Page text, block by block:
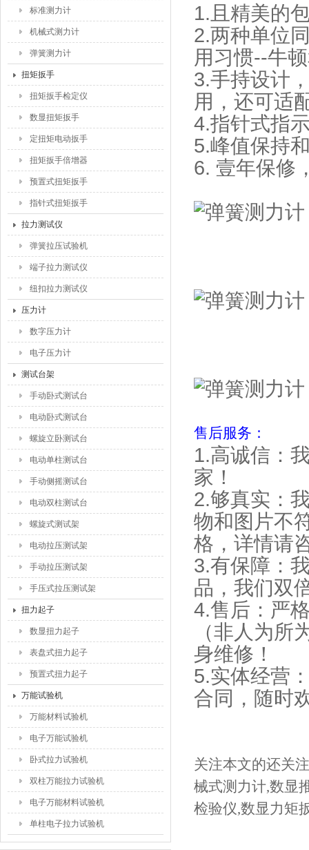
标准测力计
机械式测力计
弹簧测力计
扭矩扳手
扭矩扳手检定仪
数显扭矩扳手
定扭矩电动扳手
扭矩扳手倍增器
预置式扭矩扳手
指针式扭矩扳手
拉力测试仪
弹簧拉压试验机
端子拉力测试仪
纽扣拉力测试仪
压力计
数字压力计
电子压力计
测试台架
手动卧式测试台
电动卧式测试台
螺旋立卧测试台
电动单柱测试台
手动侧摇测试台
电动双柱测试台
螺旋式测试架
电动拉压测试架
手动拉压测试架
手压式拉压测试架
扭力起子
数显扭力起子
表盘式扭力起子
预置式扭力起子
万能试验机
万能材料试验机
电子万能试验机
卧式拉力试验机
双柱万能拉力试验机
电子万能材料试验机
单柱电子拉力试验机
1.且精美的
2.两种单位
用习惯--牛
3.手持设计
用，还可适
4.指针式指
5.峰值保持
6. 壹年保修
售后服务：
1.高诚信：
家！
2.够真实：
物和图片不
格，详情请
3.有保障：
品，我们双
4.售后：严
（非人为所
身维修！
5.实体经营
合同，随时
关注本文的还关
械式测力计,数显
检验仪,数显力矩